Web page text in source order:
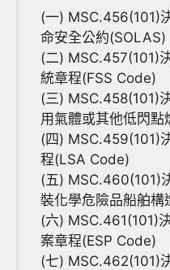
(一) MSC.456(101)
命安全公約(SOLAS)
(二) MSC.457(101)
統章程(FSS Code)
(三) MSC.458(101)
用氣體或其他低閃
(四) MSC.459(101)
程(LSA Code)
(五) MSC.460(101)
裝化學危險品船舶
(六) MSC.461(101)
案章程(ESP Code)
(七) MSC.462(101)